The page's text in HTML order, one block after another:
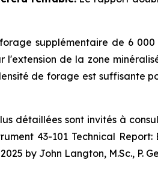
supplémentaire de 6
de la zone
de forage est suffisante
détaillées sont invités à
43-101 Technical
by John Langton, M.Sc., P.